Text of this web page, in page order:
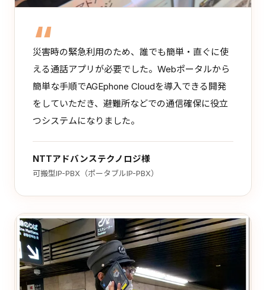
災害時の緊急利用のため、誰でも簡単・直ぐに使
える通話アプリが必要でした。Webポータルから
簡単な手順でAGEphone Cloudを導入できる開発
をしていただき、避難所などでの通信確保に役立
つシステムになりました。
NTTアドバンステクノロジ様
可搬型IP-PBX（ポータブルIP-PBX）